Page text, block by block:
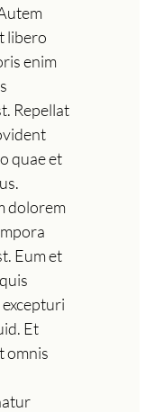
libero
enim
Repellat
quae et
dolorem
Eum et
Et
omnis